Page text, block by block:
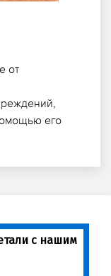
от
его
с нашим